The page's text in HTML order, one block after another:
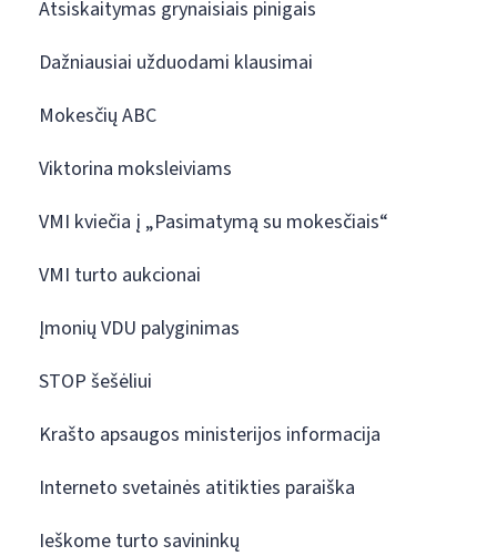
Atsiskaitymas grynaisiais pinigais
Dažniausiai užduodami klausimai
Mokesčių ABC
Viktorina moksleiviams
VMI kviečia į „Pasimatymą su mokesčiais“
VMI turto aukcionai
Įmonių VDU palyginimas
STOP šešėliui
Krašto apsaugos ministerijos informacija
Interneto svetainės atitikties paraiška
Ieškome turto savininkų